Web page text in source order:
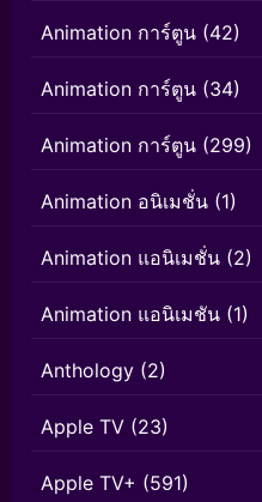
Animation การ์ตูน (42)
Animation การ์ตูน (34)
Animation การ์ตูน (299)
Animation อนิเมชั่น (1)
Animation แอนิเมชั่น (2)
Animation แอนิเมชัน (1)
Anthology (2)
Apple TV (23)
Apple TV+ (591)